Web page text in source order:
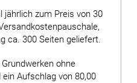
jährlich zum Preis von 30
ca. 300 Seiten geliefert.
ohne
Aufschlag von 80,00